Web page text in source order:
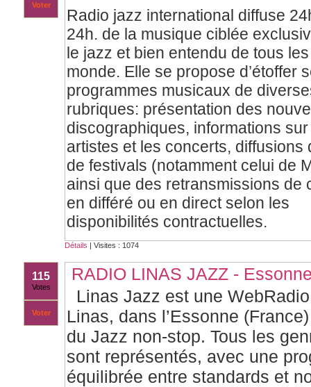
Voter
Radio jazz international diffuse
24h. de la musique ciblée
le jazz et bien entendu de tous
monde. Elle se propose d’étoffer
programmes musicaux de
rubriques: présentation des
discographiques, informations
artistes et les concerts, diffusions
de festivals (notamment celui de
ainsi que des retransmissions de
en différé ou en direct selon les
disponibilités contractuelles.
Détails | Visites : 1074
115
Votes
Voter
RADIO LINAS JAZZ -
Linas Jazz est une
Linas, dans l’Essonne
du Jazz non-stop. Tous les
sont représentés, avec une
équilibrée entre standards et